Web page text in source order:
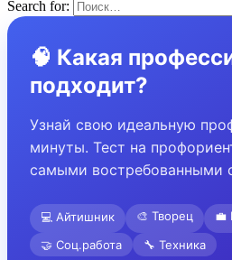
Search for:
🧠 Какая
подходит?
Узнай свою идеальную
минуты. Тест на
самыми востребованными
💻 Айтишник 🎨 Творец 💼
🤝 Соц.работа
🔧 Техника